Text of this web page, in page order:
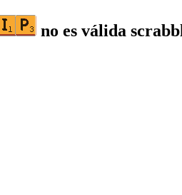
no es válida